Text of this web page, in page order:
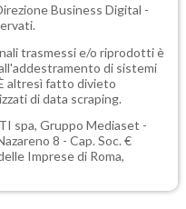
Business Digital -
trasmessi e/o riprodotti è
di sistemi
altresì fatto divieto
di data scraping.
spa, Gruppo Mediaset -
8 - Cap. Soc. €
Imprese di Roma,